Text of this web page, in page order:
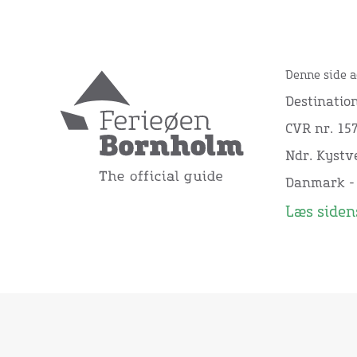
Denne side
CVR nr.
Ndr.
Danmark -
Læs